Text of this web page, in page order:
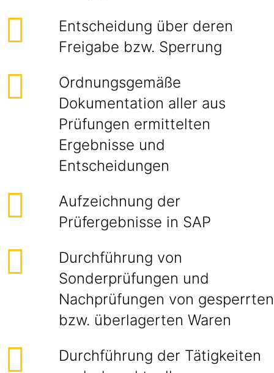
Entscheidung über deren
Freigabe bzw. Sperrung
Ordnungsgemäße
Dokumentation aller aus
Prüfungen ermittelten
Ergebnisse und
Entscheidungen
Aufzeichnung der
Prüfergebnisse in SAP
Durchführung von
Sonderprüfungen und
Nachprüfungen von gesperrten
bzw. überlagerten Waren
Durchführung der Tätigkeiten